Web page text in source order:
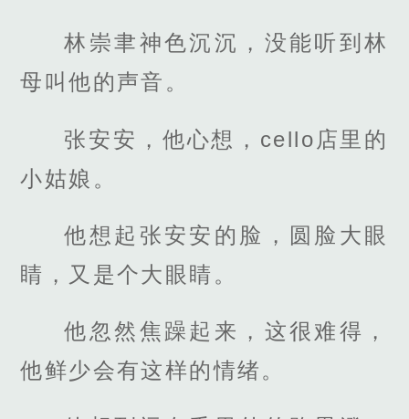
林崇聿神色沉沉，没能听到林
母叫他的声音。
张安安，他心想，cello店里的
小姑娘。
他想起张安安的脸，圆脸大眼
睛，又是个大眼睛。
他忽然焦躁起来，这很难得，
他鲜少会有这样的情绪。